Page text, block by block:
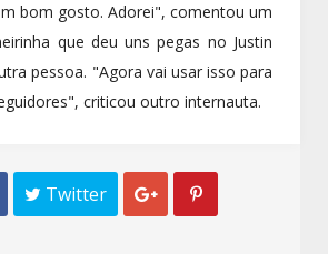
bom gosto. Adorei", comentou um
que deu uns pegas no Justin
pessoa. "Agora vai usar isso para
criticou outro internauta.
 Twitter  